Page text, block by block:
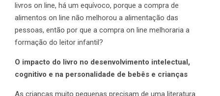
livros on line, há um equívoco, porque a compra de
alimentos on line não melhorou a alimentação das
pessoas, então por que a compra on line melhoraria a
formação do leitor infantil?
O impacto do livro no desenvolvimento intelectual,
cognitivo e na personalidade de bebês e crianças
As crianças muito pequenas precisam de uma literatura